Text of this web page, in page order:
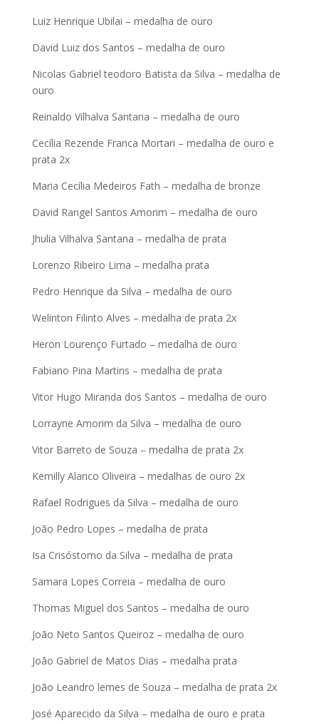
Luiz Henrique Ubilai – medalha de ouro
David Luiz dos Santos – medalha de ouro
Nicolas Gabriel teodoro Batista da Silva – medalha de
ouro
Reinaldo Vilhalva Santana – medalha de ouro
Cecília Rezende Franca Mortari – medalha de ouro e
prata 2x
Maria Cecília Medeiros Fath – medalha de bronze
David Rangel Santos Amorim – medalha de ouro
Jhulia Vilhalva Santana – medalha de prata
Lorenzo Ribeiro Lima – medalha prata
Pedro Henrique da Silva – medalha de ouro
Welinton Filinto Alves – medalha de prata 2x
Heron Lourenço Furtado – medalha de ouro
Fabiano Pina Martins – medalha de prata
Vitor Hugo Miranda dos Santos – medalha de ouro
Lorrayne Amorim da Silva – medalha de ouro
Vitor Barreto de Souza – medalha de prata 2x
Kemilly Alarico Oliveira – medalhas de ouro 2x
Rafael Rodrigues da Silva – medalha de ouro
João Pedro Lopes – medalha de prata
Isa Crisóstomo da Silva – medalha de prata
Samara Lopes Correia – medalha de ouro
Thomas Miguel dos Santos – medalha de ouro
João Neto Santos Queiroz – medalha de ouro
João Gabriel de Matos Dias – medalha prata
João Leandro lemes de Souza – medalha de prata 2x
José Aparecido da Silva – medalha de ouro e prata